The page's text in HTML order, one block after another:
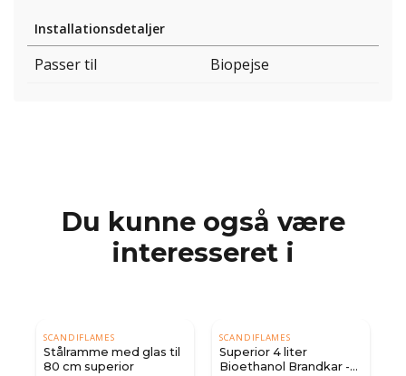
Installationsdetaljer
Passer til Biopejse
Du kunne også være
interesseret i
SCANDIFLAMES
Stålramme med glas til
80 cm superior
SCANDIFLAMES
Superior 4 liter
Bioethanol Brandkar -